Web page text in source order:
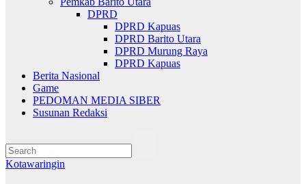
DPRD
DPRD Kapuas
DPRD Barito Utara
DPRD Murung Raya
DPRD Kapuas
Berita Nasional
Game
PEDOMAN MEDIA SIBER
Susunan Redaksi
Kotawaringin